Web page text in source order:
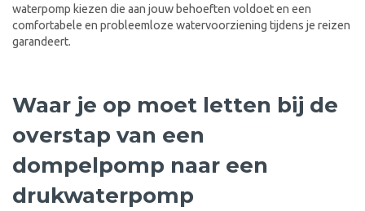
waterpomp kiezen die aan jouw behoeften voldoet en een
comfortabele en probleemloze watervoorziening tijdens je reizen
garandeert.
Waar je op moet letten bij de
overstap van een
dompelpomp naar een
drukwaterpomp